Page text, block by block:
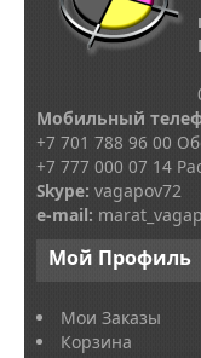
Мобильный
+7 701 788 96 00
+7 777 000 07 14
Skype: vagapov72
e-mail:
Мой Профиль
Мои Заказы
Корзина